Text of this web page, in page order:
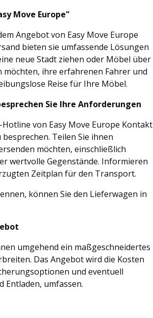
Move Europe"
Angebot von Easy Move Europe
bieten sie umfassende Lösungen
neue Stadt ziehen oder Möbel über
möchten, ihre erfahrenen Fahrer und
Reise für Ihre Möbel.
Sie Ihre Anforderungen
von Easy Move Europe Kontakt
Teilen Sie ihnen
möchten, einschließlich
wertvolle Gegenstände. Informieren
Zeitplan für den Transport.
können Sie den Lieferwagen in
umgehend ein maßgeschneidertes
Das Angebot wird die Kosten
und eventuell
Entladen, umfassen.